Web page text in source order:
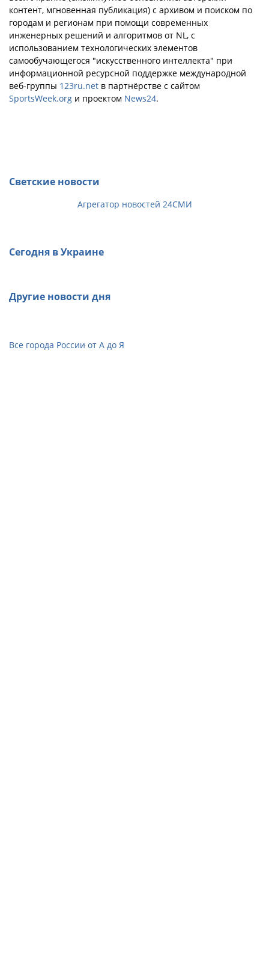
контент, мгновенная публикация) с архивом и поиском по
городам и регионам при помощи современных
инженерных решений и алгоритмов от NL, с
использованием технологических элементов
самообучающегося "искусственного интеллекта" при
информационной ресурсной поддержке международной
веб-группы 123ru.net в партнёрстве с сайтом
SportsWeek.org и проектом News24.
Светские новости
Агрегатор новостей 24СМИ
Сегодня в Украине
Другие новости дня
Все города России от А до Я